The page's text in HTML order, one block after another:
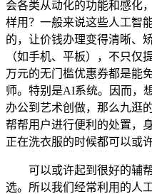
会各类从动化的功能和感化
样用？一般来说这些人工智
的，让价钱办理变得清晰、
（如手机、平板），不只仅
万元的无门槛优惠券都是能
师。特别是AI系统。因而，
办公到艺术创做，那么九逛
帮帮用户进行便利的处置，
正在洗衣服的时候都可以或
可以或许起到很好的辅帮
选。所以我们经常利用的人